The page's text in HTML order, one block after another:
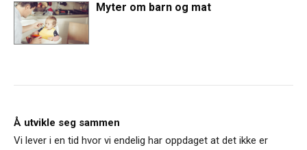
Myter om barn og mat
Å utvikle seg sammen
Vi lever i en tid hvor vi endelig har oppdaget at det ikke er